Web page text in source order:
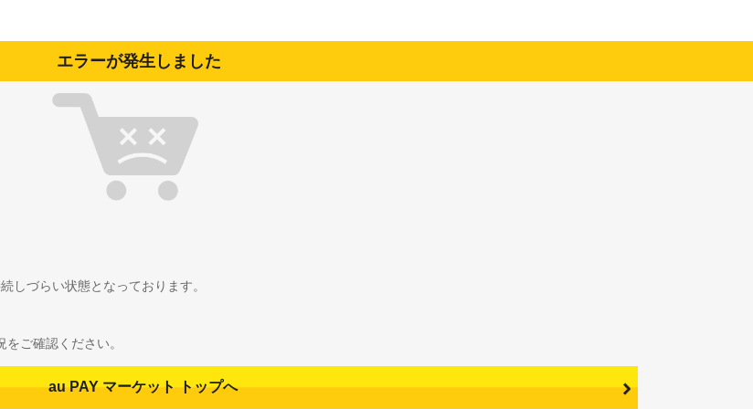
エラーが発生しました
しづらい状態となっております。
ご確認ください。
au PAY マーケット トップへ